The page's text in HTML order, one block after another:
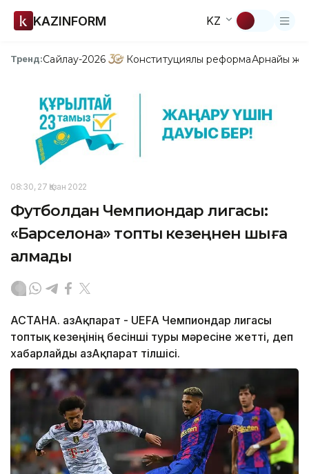
KAZINFORM KZ
Тренд:Сайлау-2026 Конституциялық реформаАрнайы
08:30, 27 Қазан 2022
Футболдан Чемпиондар лигасы:
«Барселона» топтық кезеңнен шыға
алмады
АСТАНА. ҚазАқпарат - UEFA Чемпиондар лигасы
топтық кезеңінің бесінші туры мәресіне жетті, деп
хабарлайды ҚазАқпарат тілшісі.